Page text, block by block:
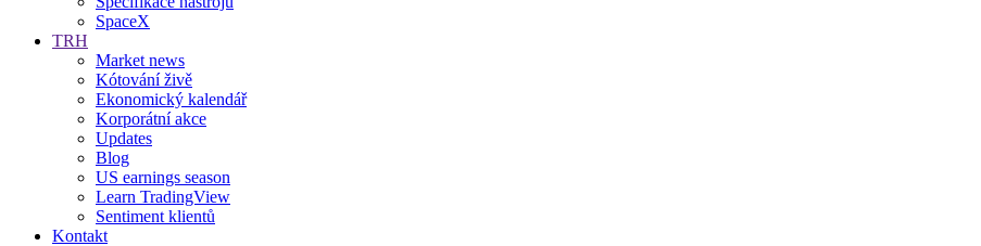
SpaceX
TRH
Market news
Kótování živě
Ekonomický kalendář
Korporátní akce
Updates
Blog
US earnings season
Learn TradingView
Sentiment klientů
Kontakt